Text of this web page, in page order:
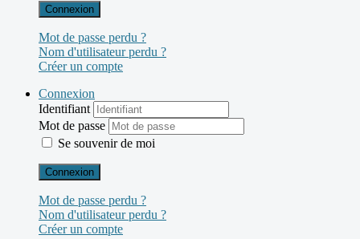
Connexion
Mot de passe perdu ?
Nom d'utilisateur perdu ?
Créer un compte
Connexion
Identifiant
Mot de passe
Se souvenir de moi
Connexion
Mot de passe perdu ?
Nom d'utilisateur perdu ?
Créer un compte